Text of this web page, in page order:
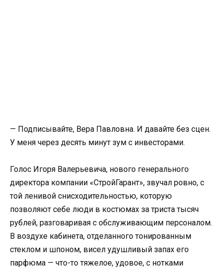
— Подписывайте, Вера Павловна. И давайте без сцен.
У меня через десять минут зум с инвесторами.
Голос Игоря Валерьевича, нового генерального
директора компании «СтройГарант», звучал ровно, с
той ленивой снисходительностью, которую
позволяют себе люди в костюмах за триста тысяч
рублей, разговаривая с обслуживающим персоналом.
В воздухе кабинета, отделанного тонированным
стеклом и шпоном, висел удушливый запах его
парфюма — что-то тяжелое, удовое, с нотками